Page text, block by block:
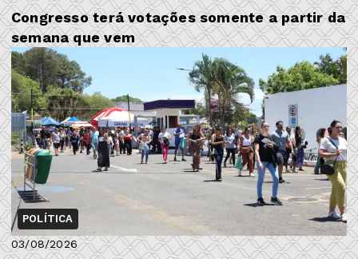
Congresso terá votações somente a partir da
semana que vem
POLÍTICA
03/08/2026